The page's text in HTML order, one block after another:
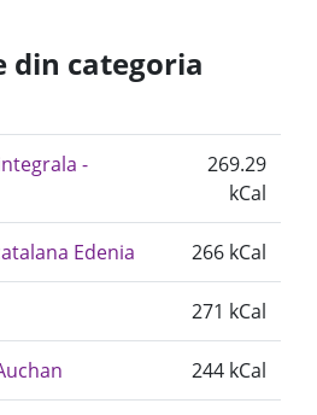
din categoria
-
269.29
kCal
Edenia 266 kCal
271 kCal
244 kCal